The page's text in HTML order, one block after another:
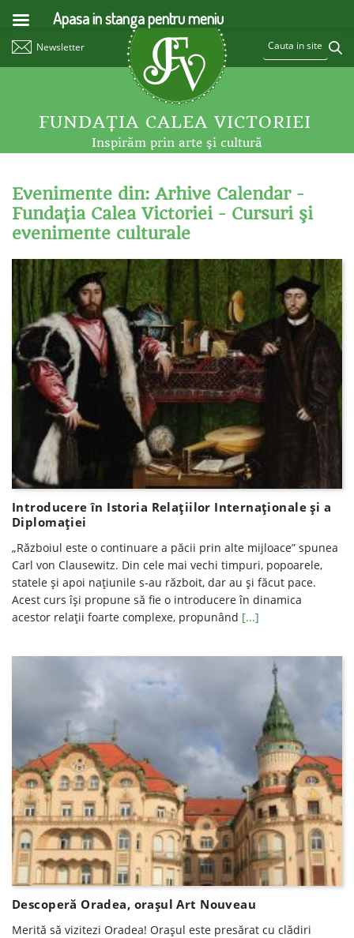
Newsletter
FUNDAŢIA CALEA VICTORIEI
Inspirăm prin arte şi cultură
Evenimente din: Arhive Calendar -
Fundaţia Calea Victoriei - Cursuri şi
evenimente culturale
Introducere în Istoria Relaţiilor Internaţionale şi a
Diplomaţiei
„Războiul este o continuare a păcii prin alte mijloace” spunea
Carl von Clausewitz. Din cele mai vechi timpuri, popoarele,
statele și apoi națiunile s-au războit, dar au și făcut pace.
Acest curs își propune să fie o introducere în dinamica
acestor relații foarte complexe, propunând [...]
Descoperă Oradea, oraşul Art Nouveau
Merită să vizitezi Oradea! Oraşul este presărat cu clădiri
Apasa in stanga pentru meniu